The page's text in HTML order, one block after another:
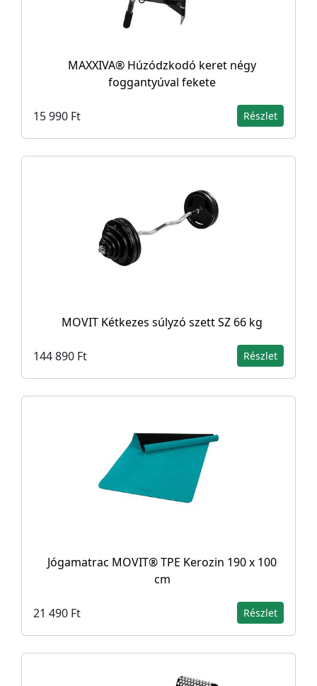
MAXXIVA® Húzódzkodó keret négy
foggantyúval fekete
15 990 Ft Részlet
MOVIT Kétkezes súlyzó szett SZ 66 kg
144 890 Ft Részlet
Jógamatrac MOVIT® TPE Kerozin 190 x 100
cm
21 490 Ft Részlet